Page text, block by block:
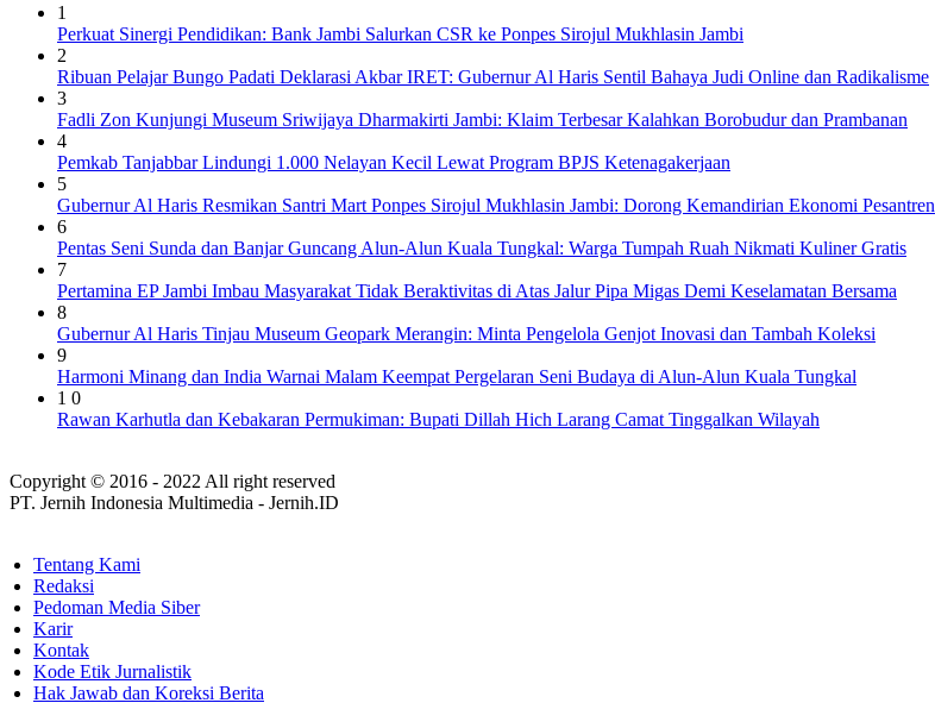
1
Perkuat Sinergi Pendidikan: Bank Jambi Salurkan CSR ke Ponpes Sirojul Mukhlasin Jambi
2
Ribuan Pelajar Bungo Padati Deklarasi Akbar IRET: Gubernur Al Haris Sentil Bahaya Judi Online dan Radikalisme
3
Fadli Zon Kunjungi Museum Sriwijaya Dharmakirti Jambi: Klaim Terbesar Kalahkan Borobudur dan Prambanan
4
Pemkab Tanjabbar Lindungi 1.000 Nelayan Kecil Lewat Program BPJS Ketenagakerjaan
5
Gubernur Al Haris Resmikan Santri Mart Ponpes Sirojul Mukhlasin Jambi: Dorong Kemandirian Ekonomi Pesantren
6
Pentas Seni Sunda dan Banjar Guncang Alun-Alun Kuala Tungkal: Warga Tumpah Ruah Nikmati Kuliner Gratis
7
Pertamina EP Jambi Imbau Masyarakat Tidak Beraktivitas di Atas Jalur Pipa Migas Demi Keselamatan Bersama
8
Gubernur Al Haris Tinjau Museum Geopark Merangin: Minta Pengelola Genjot Inovasi dan Tambah Koleksi
9
Harmoni Minang dan India Warnai Malam Keempat Pergelaran Seni Budaya di Alun-Alun Kuala Tungkal
1 0
Rawan Karhutla dan Kebakaran Permukiman: Bupati Dillah Hich Larang Camat Tinggalkan Wilayah
Copyright © 2016 - 2022 All right reserved
PT. Jernih Indonesia Multimedia - Jernih.ID
Tentang Kami
Redaksi
Pedoman Media Siber
Karir
Kontak
Kode Etik Jurnalistik
Hak Jawab dan Koreksi Berita